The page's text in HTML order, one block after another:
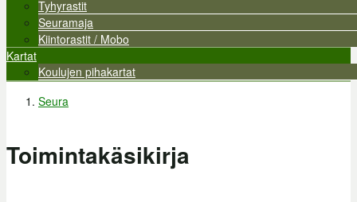
Tyhyrastit
Seuramaja
Kiintorastit / Mobo
Kartat
Koulujen pihakartat
Seura
Toimintakäsikirja